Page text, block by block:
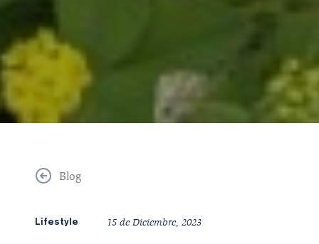
Blog
Lifestyle 15deDiciembre, 2023